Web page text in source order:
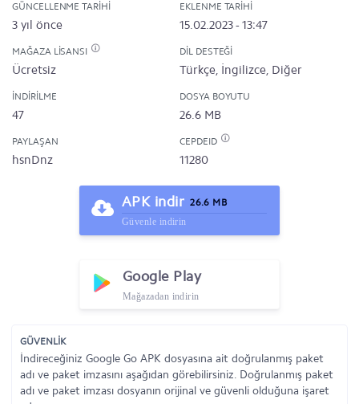
GÜNCELLENME TARIHI
3 yıl önce
EKLENME TARIHI
15.02.2023 - 13:47
MAĞAZA LISANSI
Ücretsiz
DIL DESTEĞI
Türkçe, İngilizce, Diğer
İNDIRILME
47
DOSYA BOYUTU
26.6 MB
PAYLAŞAN
hsnDnz
CEPDEID
11280
APK indir 26.6 MB
Güvenle indirin
Google Play
Mağazadan indirin
GÜVENLİK
İndireceğiniz Google Go APK dosyasına ait doğrulanmış paket
adı ve paket imzasını aşağıdan görebilirsiniz. Doğrulanmış paket
adı ve paket imzası dosyanın orijinal ve güvenli olduğuna işaret